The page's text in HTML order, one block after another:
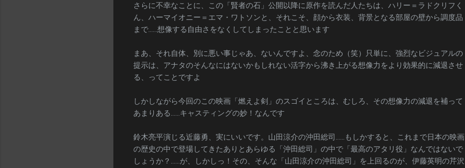
さらに不幸なことに、この「賢者の石」公開以降に原作を読んだ人たちは、ハリー＝ラドクリフく
ん、ハーマイオニー＝エマ・ワトソンと、それこそ、顔から衣装、背景となる部屋の壁から調度品
まで……想像する自由さをなくしてしまったことと思います
まあ、それ自体、別に悪い事じゃあ、ないんですよ、念のため（笑）只単に、強烈なビジュアルの
提示は、アナタのそんなにはないかもしれない活字から沸き上がる想像力をより効果的に減退させ
る、ってことですよ
しかしながら今回のこの映画「燃えよ剣」のスゴイところは、むしろ、その想像力の減退を補って
あまりある……キャスティングの妙！なんです
鈴木亮平演じる近藤勇、実にいいです。山田涼介の沖田総司……もしかすると、これまで日本の映画
の歴史の中で登場してきたありとあらゆる「沖田総司」の中で「最高のアタリ役」なんではないで
しょうか？……が、しかしっ！その、そんな「山田涼介の沖田総司」を上回るのが、伊藤英明の芹沢